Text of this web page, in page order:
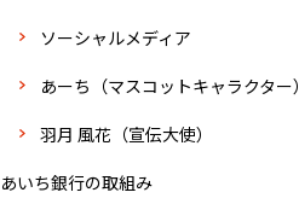
ソーシャルメディア
あーち（マスコットキャラクター）
羽月 風花（宣伝大使）
あいち銀行の取組み